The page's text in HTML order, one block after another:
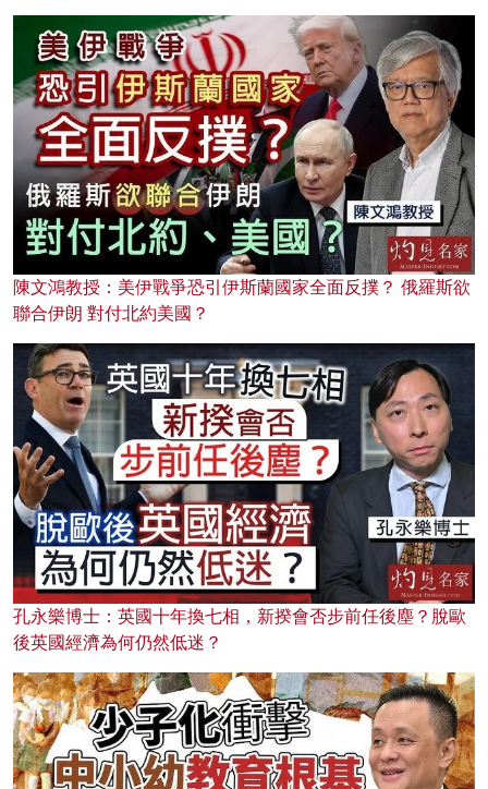
陳文鴻教授：美伊戰爭恐引伊斯蘭國家全面反撲？ 俄羅斯欲
聯合伊朗 對付北約美國？
孔永樂博士：英國十年換七相，新揆會否步前任後塵？脫歐
後英國經濟為何仍然低迷？